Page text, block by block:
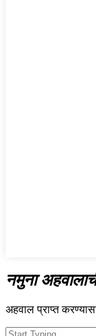
नमुना
अहवाल प्राप्त